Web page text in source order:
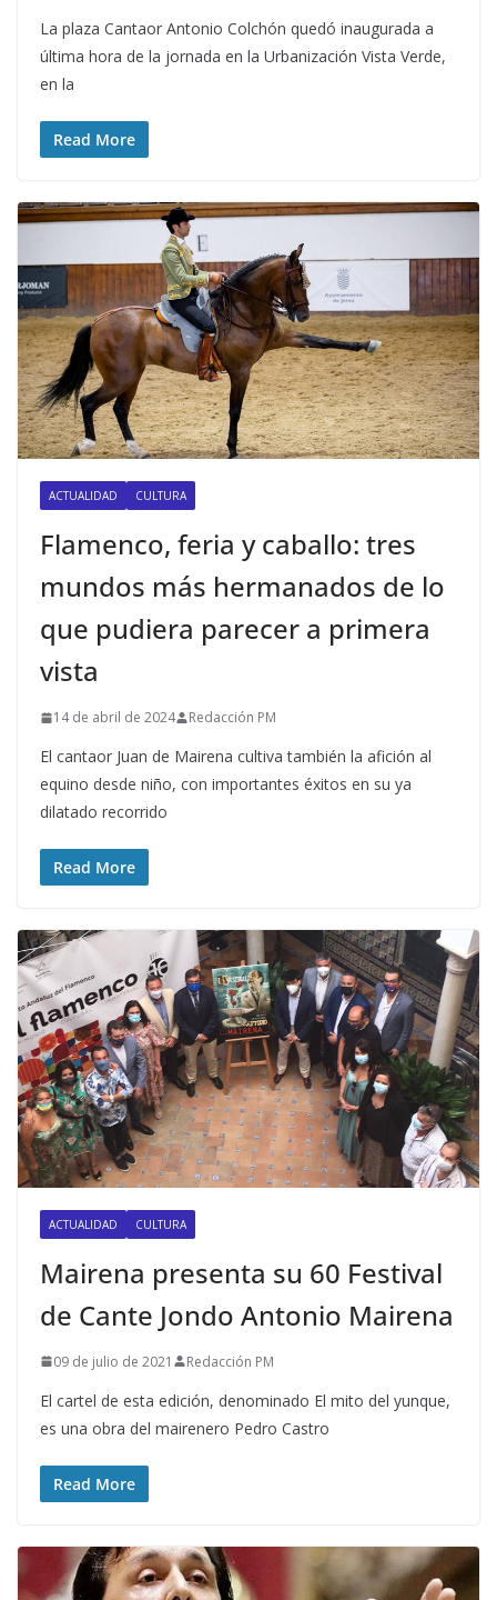
La plaza Cantaor Antonio Colchón quedó inaugurada a
última hora de la jornada en la Urbanización Vista Verde,
en la
Read More
ACTUALIDAD CULTURA
Flamenco, feria y caballo: tres
mundos más hermanados de lo
que pudiera parecer a primera
vista
14 de abril de 2024 Redacción PM
El cantaor Juan de Mairena cultiva también la afición al
equino desde niño, con importantes éxitos en su ya
dilatado recorrido
Read More
ACTUALIDAD CULTURA
Mairena presenta su 60 Festival
de Cante Jondo Antonio Mairena
09 de julio de 2021 Redacción PM
El cartel de esta edición, denominado El mito del yunque,
es una obra del mairenero Pedro Castro
Read More